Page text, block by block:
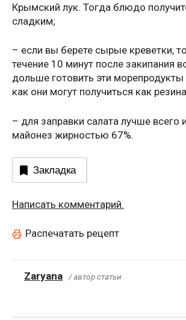
Крымский лук. Тогда блюдо
сладким;
– если вы берете сырые креветки,
течение 10 минут после закипания
дольше готовить эти морепродукты
как они могут получиться как
– для заправки салата лучше всего
майонез жирностью 67%.
Закладка
Написать комментарий.
Распечатать рецепт
Zaryana / автор статьи